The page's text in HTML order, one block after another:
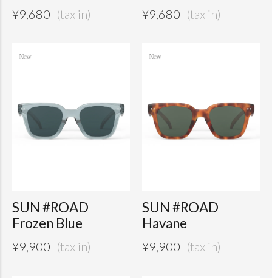
¥9,680 ¥9,680
SUN #ROAD
Frozen Blue
¥9,900
SUN #ROAD
Havane
¥9,900